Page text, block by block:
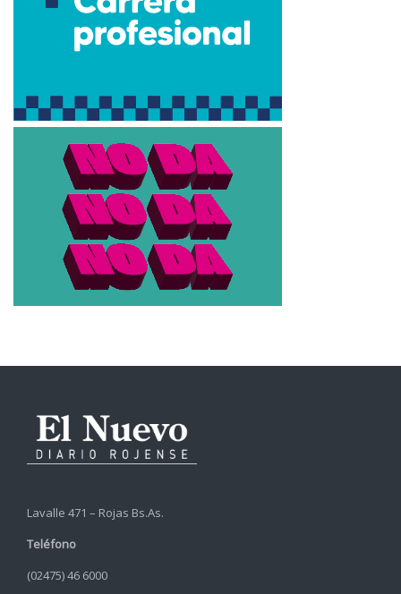
Lavalle 471 – Rojas Bs.As.
Teléfono
(02475) 46 6000